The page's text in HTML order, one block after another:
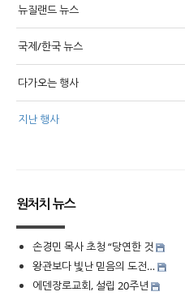
뉴질랜드 뉴스
국제/한국 뉴스
다가오는 행사
지난 행사
원처치 뉴스
손경민 목사 초청 “당연한 것
왕관보다 빛난 믿음의 도전…
에덴장로교회, 설립 20주년